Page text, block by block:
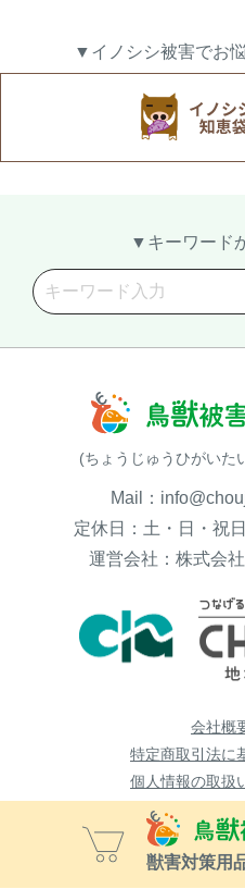
▼イノシシ被害でお
▼キーワード
(ちょうじゅうひがいた
Mail：
定休日：土・日・祝
運営会社：株式会
会社概
特定商取引法に
個人情報の取扱
Copyright © 2011-2026 鳥獣被害
獣害対策用